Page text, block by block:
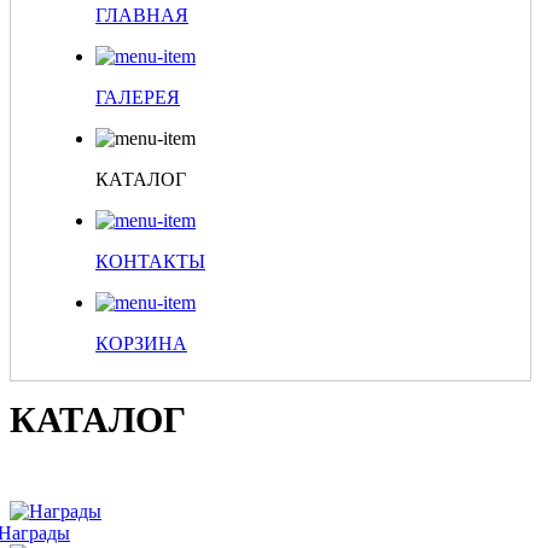
ГЛАВНАЯ
ГАЛЕРЕЯ
КАТАЛОГ
КОНТАКТЫ
КОРЗИНА
КАТАЛОГ